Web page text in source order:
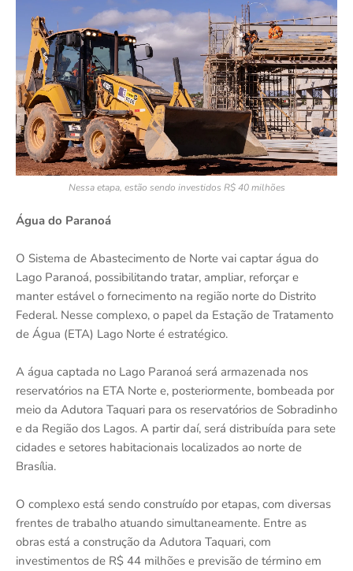
Nessa etapa, estão sendo investidos R$ 40 milhões
Água do Paranoá
O Sistema de Abastecimento de Norte vai captar água do
Lago Paranoá, possibilitando tratar, ampliar, reforçar e
manter estável o fornecimento na região norte do Distrito
Federal. Nesse complexo, o papel da Estação de Tratamento
de Água (ETA) Lago Norte é estratégico.
A água captada no Lago Paranoá será armazenada nos
reservatórios na ETA Norte e, posteriormente, bombeada por
meio da Adutora Taquari para os reservatórios de Sobradinho
e da Região dos Lagos. A partir daí, será distribuída para sete
cidades e setores habitacionais localizados ao norte de
Brasília.
O complexo está sendo construído por etapas, com diversas
frentes de trabalho atuando simultaneamente. Entre as
obras está a construção da Adutora Taquari, com
investimentos de R$ 44 milhões e previsão de término em